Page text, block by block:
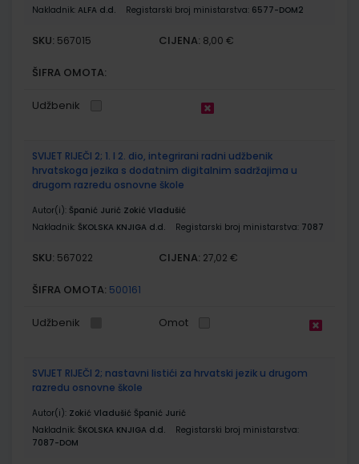
Nakladnik: ALFA d.d. Registarski broj ministarstva: 6577-DOM2
SKU: 567015 CIJENA: 8,00 €
ŠIFRA OMOTA:
Udžbenik
SVIJET RIJEČI 2; 1. I 2. dio, integrirani radni udžbenik
hrvatskoga jezika s dodatnim digitalnim sadržajima u
drugom razredu osnovne škole
Autor(i): Španić Jurić Zokić Vladušić
Nakladnik: ŠKOLSKA KNJIGA d.d. Registarski broj ministarstva: 7087
SKU: 567022 CIJENA: 27,02 €
ŠIFRA OMOTA: 500161
Udžbenik Omot
SVIJET RIJEČI 2; nastavni listići za hrvatski jezik u drugom
razredu osnovne škole
Autor(i): Zokić Vladušić Španić Jurić
Nakladnik: ŠKOLSKA KNJIGA d.d.
Registarski broj ministarstva:
7087-DOM